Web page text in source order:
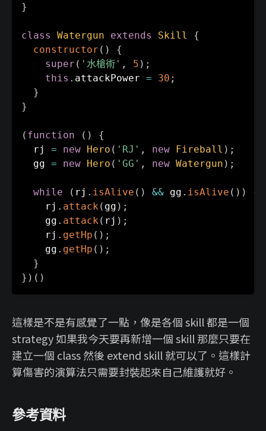
}
class Watergun extends Skill
{
constructor ( )
{
super ( '水槍術' , 5 ) ;
this . attackPower = 30 ;
}
}
( function ( )
{
  rj
= new Hero ( 'RJ' , new Fireball ) ;
  gg
= new Hero ( 'GG' , new Watergun ) ;
while ( rj . isAlive ( ) && gg . isAlive ( ) )
{
    rj
. attack( gg ) ;
    gg
. attack( rj ) ;
    rj
. getHp ( ) ;
    gg
. getHp ( ) ;
}
} ) ( )
這樣是不是有感覺了一點，像是各個 skill 都是一個
strategy 如果我今天要再新增一個 skill 那麼只要在
建立一個 class 然後 extend skill 就可以了。這樣計
算傷害的演算法只需要封裝起來自己維護就好。
參考資料